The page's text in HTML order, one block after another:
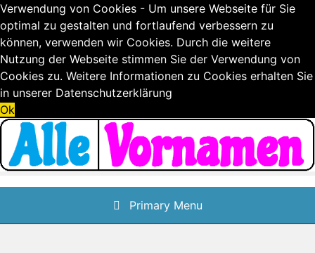
Verwendung von Cookies - Um unsere Webseite für Sie
optimal zu gestalten und fortlaufend verbessern zu
können, verwenden wir Cookies. Durch die weitere
Nutzung der Webseite stimmen Sie der Verwendung von
Cookies zu. Weitere Informationen zu Cookies erhalten Sie
in unserer Datenschutzerklärung
Ok
Skip
content
Primary Menu